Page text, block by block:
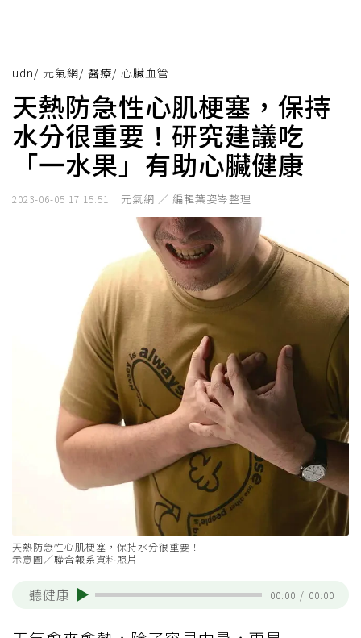
udn/ 元氣網/ 醫療/ 心臟血管
天熱防急性心肌梗塞，保持
水分很重要！研究建議吃
「一水果」有助心臟健康
2023-06-05 17:15:51 元氣網 ／ 編輯葉姿岑整理
天熱防急性心肌梗塞，保持水分很重要！
示意圖／聯合報系資料照片
聽健康 00:00 / 00:00